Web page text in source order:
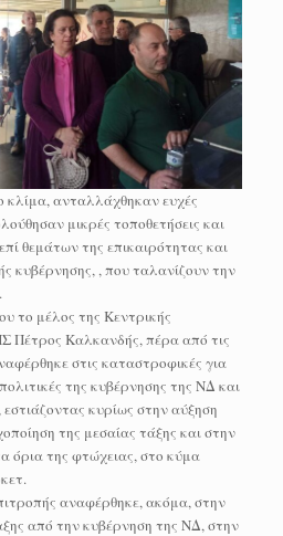
κλίμα, ανταλλάχθηκαν ευχές
μικρές τοποθετήσεις και
θεμάτων της επικαιρότητας και
κυβέρνησης, , που ταλανίζουν την
το μέλος της Κεντρικής
Πέτρος Καλκανδής, πέρα από τις
στις καταστροφικές για
της κυβέρνησης της ΝΔ και
κυρίως στην αύξηση
της μεσαίας τάξης και στην
όρια της φτώχειας, στο κύμα
αναφέρθηκε, ακόμα, στην
από την κυβέρνηση της ΝΔ, στην